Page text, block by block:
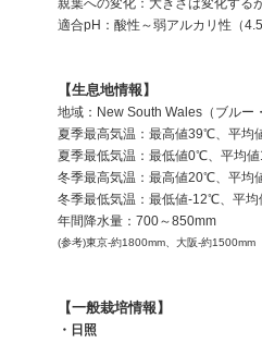
親葉への変化：大きさは変化する
適合pH：酸性～弱アルカリ性（
【生息地情報】
地域：New South Wales（ブルー
夏季最高気温：最高値39℃、平均
夏季最低気温：最低値0℃、平均
冬季最高気温：最高値20℃、平均
冬季最低気温：最低値-12℃、平
年間降水量：700～850mm
(参考)東京-約1800mm、大阪-約1500mm
【一般栽培情報】
・日照